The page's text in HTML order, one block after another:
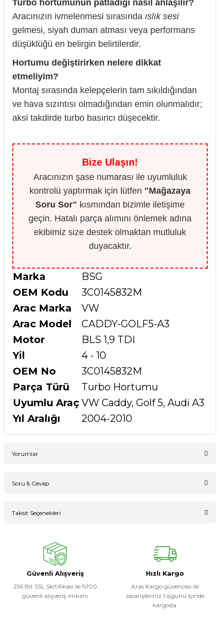
Turbo hortumunun patladığı nasıl anlaşılır?
Aracınızın ivmelenmesi sırasında ıslık sesi
gelmesi, siyah duman atması veya performans
düşüklüğü en belirgin belirtilerdir.
Hortumu değiştirirken nelere dikkat
etmeliyim?
Montaj sırasında kelepçelerin tam sıkıldığından
ve hava sızıntısı olmadığından emin olunmalıdır;
aksi takdirde turbo basıncı düşecektir.
Bize Ulaşın!
Aracınızın şase numarası ile uyumluluk
kontrolü yaptırmak için lütfen "Mağazaya
Soru Sor" kısmından bizimle iletişime
geçin. Hatalı parça alımını önlemek adına
ekibimiz size destek olmaktan mutluluk
duyacaktır.
Marka
BSG
OEM Kodu
3C0145832M
Arac Marka
VW
Arac Model
CADDY-GOLF5-A3
Motor
BLS 1,9 TDI
Yil
4 - 10
OEM No
3C0145832M
Parça Türü
Turbo Hortumu
Uyumlu Araç VW Caddy, Golf 5, Audi A3
Yıl Aralığı
2004-2010
Yorumlar
Soru & Cevap
Taksit Seçenekleri
Güvenli Alışveriş
256 Bit SSL Sertifikası ile %100
güvenli alışveriş imkanı
Hızlı Kargo
Aras Kargo güvencesi ile
siparişleriniz 1 işgünü içinde
kargoda.